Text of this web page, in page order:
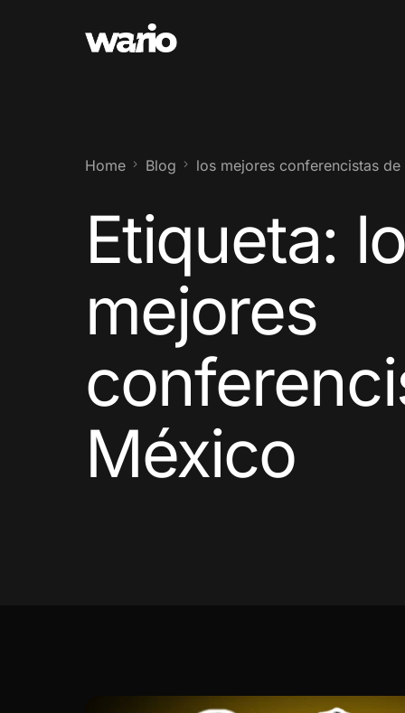
Home Blog los mejores conferencistas de
Etiqueta:
mejores
México